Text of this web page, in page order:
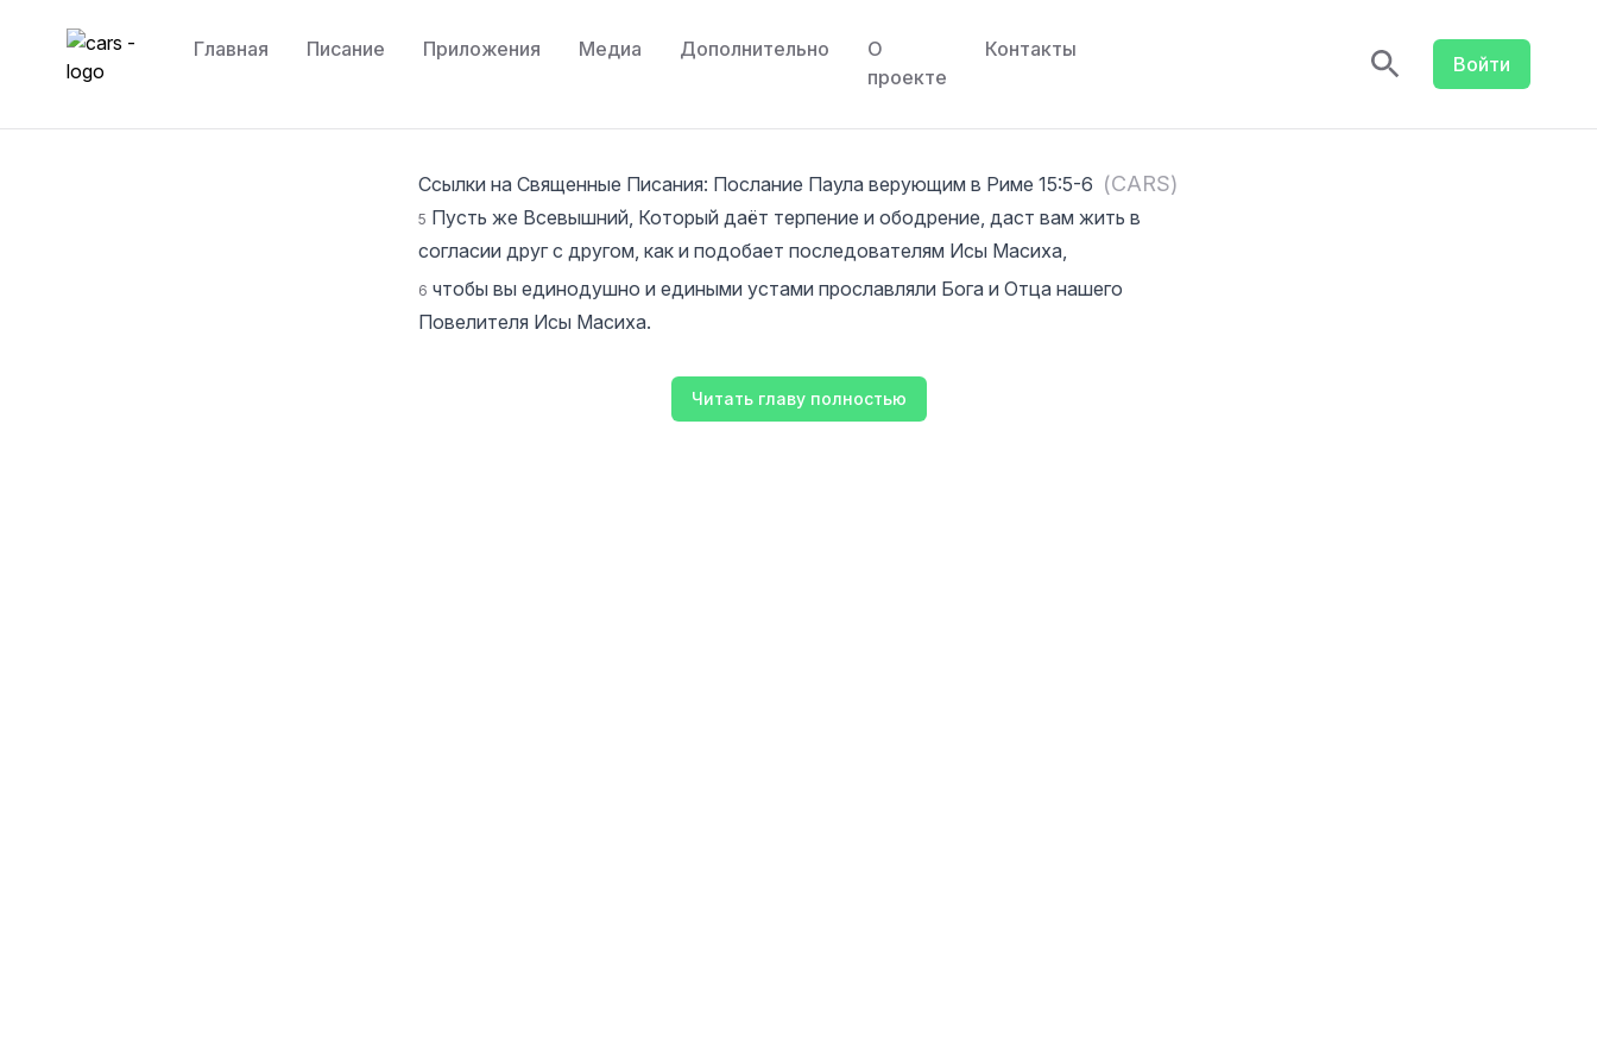
cars
Главная Писание Приложения Медиа Дополнительно
О
проекте
Контакты
Войти
Ссылки на Священные Писания: Послание Паула верующим в Риме 15:5-6 (CARS)
5 Пусть же Всевышний, Который даёт терпение и ободрение, даст вам жить в
согласии друг с другом, как и подобает последователям Исы Масиха,
6 чтобы вы единодушно и едиными устами прославляли Бога и Отца нашего
Повелителя Исы Масиха.
Читать главу полностью